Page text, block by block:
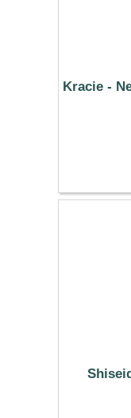
Kracie -